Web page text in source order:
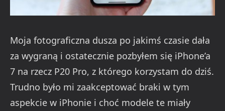
Moja fotograficzna dusza po jakimś czasie dała
za wygraną i ostatecznie pozbyłem się iPhone’a
7 na rzecz P20 Pro, z którego korzystam do dziś.
Trudno było mi zaakceptować braki w tym
aspekcie w iPhonie i choć modele te miały